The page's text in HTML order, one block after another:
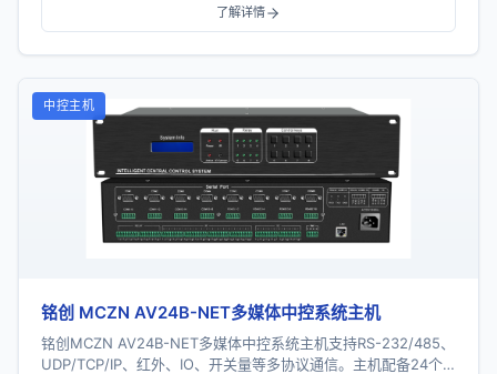
了解详情
中控主机
铭创 MCZN AV24B-NET多媒体中控系统主机
铭创MCZN AV24B-NET多媒体中控系统主机支持RS-232/485、
UDP/TCP/IP、红外、IO、开关量等多协议通信。主机配备24个